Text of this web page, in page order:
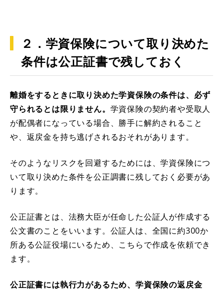
２．学資保険について取り決めた
条件は公正証書で残しておく
離婚をするときに取り決めた学資保険の条件は、必ず
守られるとは限りません。 学資保険の契約者や受取人
が配偶者になっている場合、勝手に解約されること
や、返戻金を持ち逃げされるおそれがあります。
そのようなリスクを回避するためには、学資保険につ
いて取り決めた条件を公正調書に残しておく必要があ
ります。
公正証書とは、法務大臣が任命した公証人が作成する
公文書のことをいいます。公証人は、全国に約300か
所ある公証役場にいるため、こちらで作成を依頼でき
ます。
公正証書には執行力があるため、学資保険の返戻金